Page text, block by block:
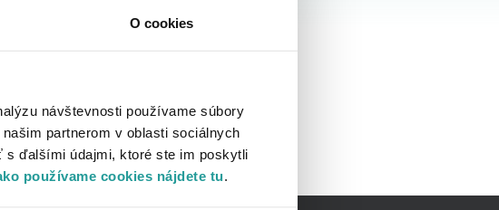
O cookies
návštevnosti používame súbory
partnerom v oblasti sociálnych
s ďalšími údajmi, ktoré ste im poskytli
používame cookies nájdete tu.